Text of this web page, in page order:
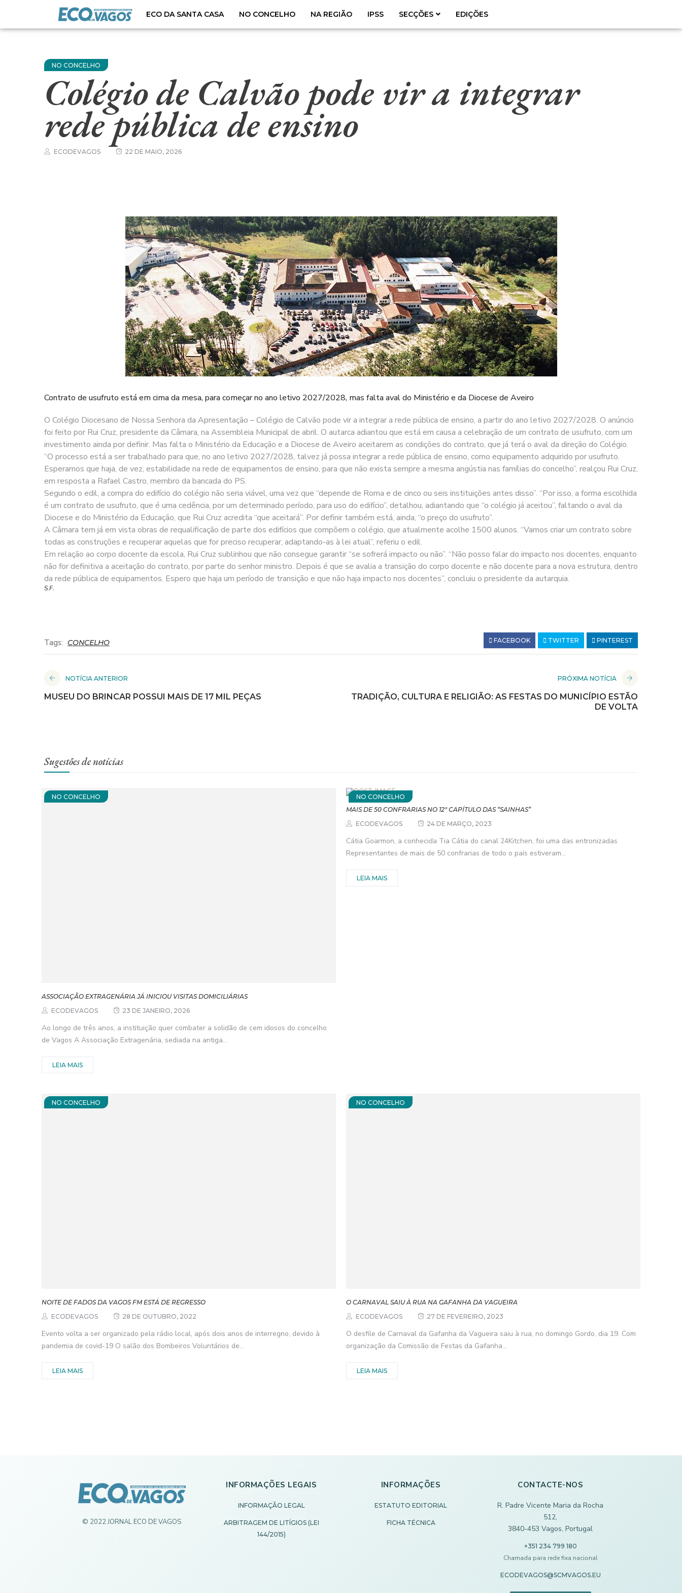
ECO DA SANTA CASA NO CONCELHO NA REGIÃO IPSS SECÇÕES EDIÇÕES
NO CONCELHO
Colégio de Calvão pode vir a integrar
rede pública de ensino
ECODEVAGOS 22 DE MAIO, 2026
Contrato de usufruto está em cima da mesa, para começar no ano letivo 2027/2028, mas falta aval do Ministério e da Diocese de Aveiro
O Colégio Diocesano de Nossa Senhora da Apresentação – Colégio de Calvão pode vir a integrar a rede pública de ensino, a partir do ano letivo 2027/2028. O anúncio
foi feito por Rui Cruz, presidente da Câmara, na Assembleia Municipal de abril. O autarca adiantou que está em causa a celebração de um contrato de usufruto, com um
investimento ainda por definir. Mas falta o Ministério da Educação e a Diocese de Aveiro aceitarem as condições do contrato, que já terá o aval da direção do Colégio.
“O processo está a ser trabalhado para que, no ano letivo 2027/2028, talvez já possa integrar a rede pública de ensino, como equipamento adquirido por usufruto.
Esperamos que haja, de vez, estabilidade na rede de equipamentos de ensino, para que não exista sempre a mesma angústia nas famílias do concelho”, realçou Rui Cruz,
em resposta a Rafael Castro, membro da bancada do PS.
Segundo o edil, a compra do edifício do colégio não seria viável, uma vez que “depende de Roma e de cinco ou seis instituições antes disso”. “Por isso, a forma escolhida
é um contrato de usufruto, que é uma cedência, por um determinado período, para uso do edifício”, detalhou, adiantando que “o colégio já aceitou”, faltando o aval da
Diocese e do Ministério da Educação, que Rui Cruz acredita “que aceitará”. Por definir também está, ainda, “o preço do usufruto”.
A Câmara tem já em vista obras de requalificação de parte dos edifícios que compõem o colégio, que atualmente acolhe 1500 alunos. “Vamos criar um contrato sobre
todas as construções e recuperar aquelas que for preciso recuperar, adaptando-as à lei atual”, referiu o edil.
Em relação ao corpo docente da escola, Rui Cruz sublinhou que não consegue garantir “se sofrerá impacto ou não”. “Não posso falar do impacto nos docentes, enquanto
não for definitiva a aceitação do contrato, por parte do senhor ministro. Depois é que se avalia a transição do corpo docente e não docente para a nova estrutura, dentro
da rede pública de equipamentos. Espero que haja um período de transição e que não haja impacto nos docentes”, concluiu o presidente da autarquia.
S.F.
Tags: CONCELHO FACEBOOK TWITTER PINTEREST
NOTÍCIA ANTERIOR
MUSEU DO BRINCAR POSSUI MAIS DE 17 MIL PEÇAS
PRÓXIMA NOTÍCIA
TRADIÇÃO, CULTURA E RELIGIÃO: AS FESTAS DO MUNICÍPIO ESTÃO
DE VOLTA
Sugestões de notícias
NO CONCELHO
ASSOCIAÇÃO EXTRAGENÁRIA JÁ INICIOU VISITAS DOMICILIÁRIAS
ECODEVAGOS
23 DE JANEIRO, 2026
Ao longo de três anos, a instituição quer combater a solidão de cem idosos do concelho
de Vagos A Associação Extragenária, sediada na antiga...
LEIA MAIS
NO CONCELHO
MAIS DE 50 CONFRARIAS NO 12º CAPÍTULO DAS “SAINHAS”
ECODEVAGOS
24 DE MARÇO, 2023
Cátia Goarmon, a conhecida Tia Cátia do canal 24Kitchen, foi uma das entronizadas
Representantes de mais de 50 confrarias de todo o país estiveram...
LEIA MAIS
NO CONCELHO
NOITE DE FADOS DA VAGOS FM ESTÁ DE REGRESSO
ECODEVAGOS
28 DE OUTUBRO, 2022
Evento volta a ser organizado pela rádio local, após dois anos de interregno, devido à
pandemia de covid-19 O salão dos Bombeiros Voluntários de...
LEIA MAIS
NO CONCELHO
O CARNAVAL SAIU À RUA NA GAFANHA DA VAGUEIRA
ECODEVAGOS
27 DE FEVEREIRO, 2023
O desfile de Carnaval da Gafanha da Vagueira saiu à rua, no domingo Gordo, dia 19. Com
organização da Comissão de Festas da Gafanha...
LEIA MAIS
© 2022 JORNAL ECO DE VAGOS
INFORMAÇÕES LEGAIS
INFORMAÇÃO LEGAL
ARBITRAGEM DE LITÍGIOS (LEI
144/2015)
INFORMAÇÕES
ESTATUTO EDITORIAL
FICHA TÉCNICA
CONTACTE-NOS
R. Padre Vicente Maria da Rocha
512,
3840-453 Vagos, Portugal
+351 234 799 180
Chamada para rede fixa nacional
ECODEVAGOS@SCMVAGOS.EU